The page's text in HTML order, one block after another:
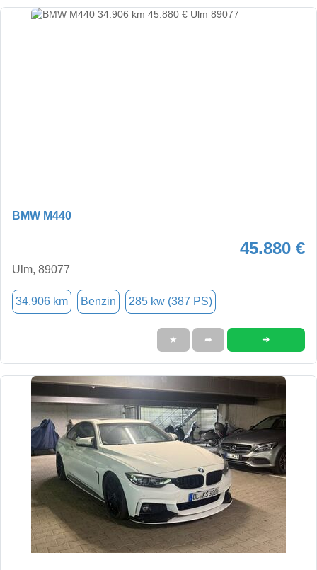
BMW M440
45.880 €
Ulm, 89077
34.906 km Benzin 285 kw (387 PS)
★ ➦ ➜